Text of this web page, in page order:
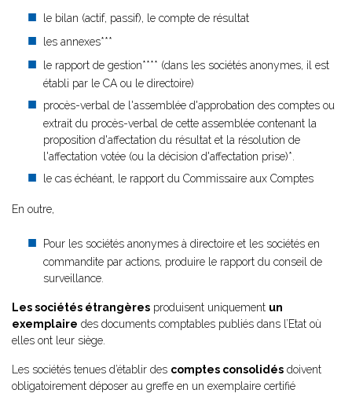
le bilan (actif, passif), le compte de résultat
les annexes***
le rapport de gestion**** (dans les sociétés anonymes, il est
établi par le CA ou le directoire)
procès-verbal de l'assemblée d'approbation des comptes ou
extrait du procès-verbal de cette assemblée contenant la
proposition d'affectation du résultat et la résolution de
l'affectation votée (ou la décision d'affectation prise)*.
le cas échéant, le rapport du Commissaire aux Comptes
En outre,
Pour les sociétés anonymes à directoire et les sociétés en
commandite par actions, produire le rapport du conseil de
surveillance.
Les sociétés étrangères produisent uniquement un
exemplaire des documents comptables publiés dans l’Etat où
elles ont leur siège.
Les sociétés tenues d’établir des comptes consolidés doivent
obligatoirement déposer au greffe en un exemplaire certifié